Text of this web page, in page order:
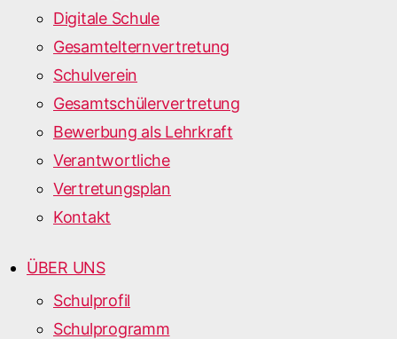
Digitale Schule
Gesamtelternvertretung
Schulverein
Gesamtschülervertretung
Bewerbung als Lehrkraft
Verantwortliche
Vertretungsplan
Kontakt
ÜBER UNS
Schulprofil
Schulprogramm